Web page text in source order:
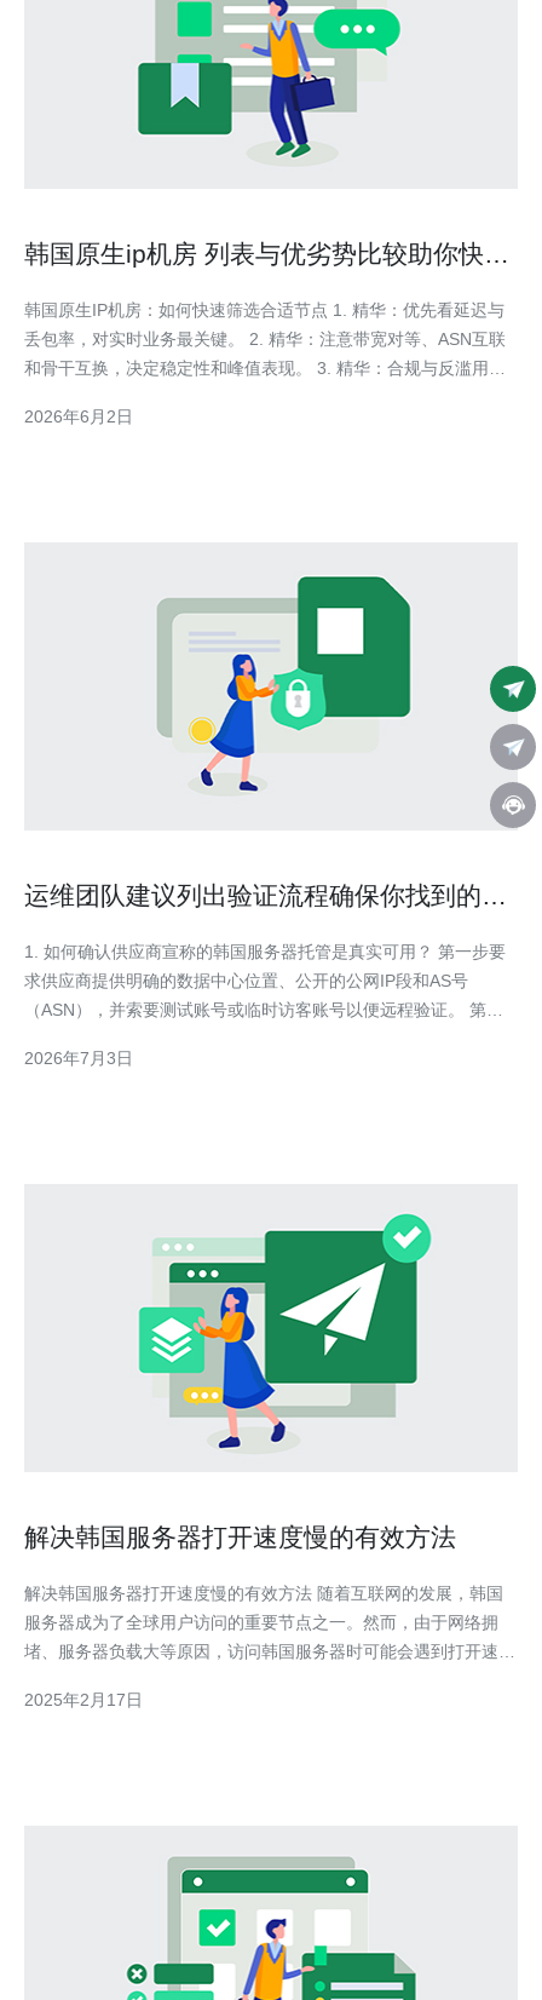
韩国原生ip机房 列表与优劣势比较助你快速
韩国原生IP机房：如何快速筛选合适节点 1. 精华：优先看延迟与
丢包率，对实时业务最关键。 2. 精华：注意带宽对等、ASN互联
和骨干互换，决定稳定性和峰值表现。 3. 精华：合规与反滥用策
IP的机房节点时，单看广告和价格远远不够。我以多年的网络架构
2026年6月2日
运维团队建议列出验证流程确保你找到的哪
1. 如何确认供应商宣称的韩国服务器托管是真实可用？ 第一步要
求供应商提供明确的数据中心位置、公开的公网IP段和AS号
（ASN），并索要测试账号或临时访客账号以便远程验证。 第二
提供最近一次的现场照片或视频、第三方审计证书（如
2026年7月3日
解决韩国服务器打开速度慢的有效方法
解决韩国服务器打开速度慢的有效方法 随着互联网的发展，韩国
服务器成为了全球用户访问的重要节点之一。然而，由于网络拥
堵、服务器负载大等原因，访问韩国服务器时可能会遇到打开速度
VPN（Virtual Private Network）可以帮助用户建立一个安全的网
2025年2月17日